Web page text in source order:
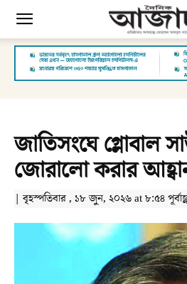
জাতিসংঘে গ্লোবাল
জোরালো করার
| বৃহস্পতিবার , ১৮ জুন, ২০২৬ at ৮:৫৪ পূর্বাহ্ণ